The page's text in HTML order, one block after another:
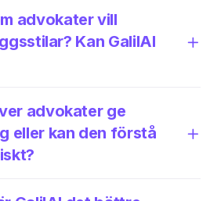
advokater vill
Kan GalilAI
advokater ge
eller kan den förstå